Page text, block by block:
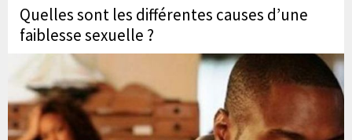
Quelles sont les différentes causes d’une
faiblesse sexuelle ?